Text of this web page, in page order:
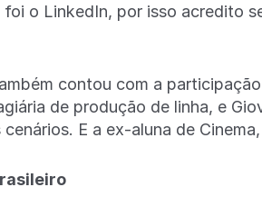
o LinkedIn, por isso acredito
contou com a
de produção de linha, e
E a ex-aluna de